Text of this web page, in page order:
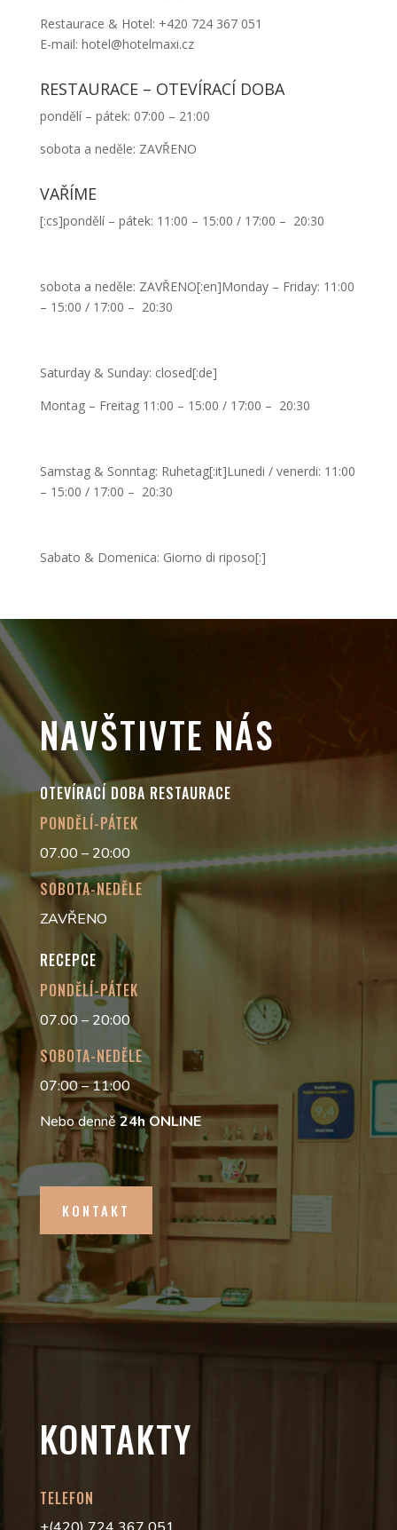
Restaurace & Hotel: +420 724 367 051
E-mail: hotel@hotelmaxi.cz
RESTAURACE – OTEVÍRACÍ DOBA
pondělí – pátek: 07:00 – 21:00
sobota a neděle: ZAVŘENO
VAŘÍME
[:cs]pondělí – pátek: 11:00 – 15:00 / 17:00 – 20:30
sobota a neděle: ZAVŘENO[:en]Monday – Friday: 11:00
– 15:00 / 17:00 – 20:30
Saturday & Sunday: closed[:de]
Montag – Freitag 11:00 – 15:00 / 17:00 – 20:30
Samstag & Sonntag: Ruhetag[:it]Lunedi / venerdi: 11:00
– 15:00 / 17:00 – 20:30
Sabato & Domenica: Giorno di riposo[:]
NAVŠTIVTE NÁS
OTEVÍRACÍ DOBA RESTAURACE
PONDĚLÍ-PÁTEK
07.00 – 20:00
SOBOTA-NEDĚLE
ZAVŘENO
RECEPCE
PONDĚLÍ-PÁTEK
07.00 – 20:00
SOBOTA-NEDĚLE
07:00 – 11:00
Nebo denně24h ONLINE
KONTAKT
KONTAKTY
TELEFON